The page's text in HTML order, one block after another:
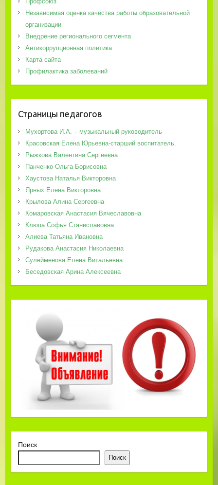
Независимая оценка качества работы образовательной
организации
Внедрение регионального сегмента
Антикоррупционная политика
Карта сайта
Профилактика заболеваний
Страницы педагогов
Мухортова И.А. – музыкальный руководитель
Красовская Елена Юрьевна-старший воспитатель.
Рыжкова Валентина Сергеевна
Панченко Ольга Борисовна
Хаустова Наталья Викторовна
Ярных Елена Викторовна
Крылова Алина Сергеевна
Комаровская Анастасия Вячеславовна
Клюпа Софья Станиславовна
Алиева Татьяна Ивановна
Рудакова Анастасия Николаевна
Сулейменова Елена Витальевна
Беседовская Арина Алексеевна
Поиск
Поиск